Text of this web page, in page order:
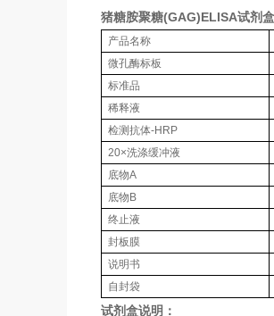
猪糖胺聚糖(GAG)ELISA试剂
产品名称
微孔酶标板
标准品
稀释液
检测抗体-HRP
20×洗涤缓冲液
底物A
底物B
终止液
封板膜
说明书
自封袋
试剂盒说明：